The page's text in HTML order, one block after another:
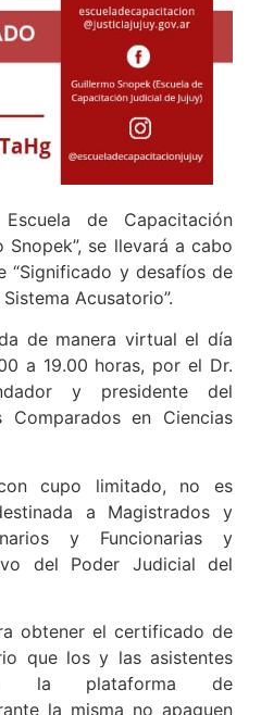
de Capacitación
Snopek”, se llevará a cabo
“Significado y desafíos de
Acusatorio”.
de manera virtual el día
a 19.00 horas, por el Dr.
y presidente del
en Ciencias
cupo limitado, no es
a Magistrados y
y Funcionarias y
del Poder Judicial del
obtener el certificado de
que los y las asistentes
la plataforma de
la misma no apaguen